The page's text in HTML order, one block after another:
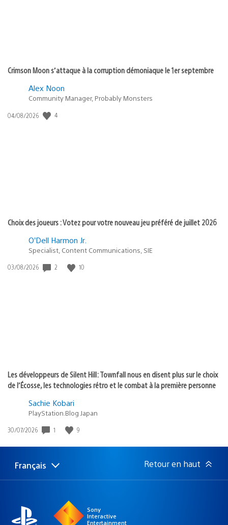
Crimson Moon s’attaque à la corruption démoniaque le 1er septembre
Alex Noon
Community Manager, Probably Monsters
Date
04/08/2026 4
Choix des joueurs : Votez pour votre nouveau jeu préféré de juillet 2026
O’Dell Harmon Jr.
Specialist, Content Communications, SIE
Date
03/08/2026 2 10
Les développeurs de Silent Hill: Townfall nous en disent plus sur le choix
de l’Écosse, les technologies rétro et le combat à la première personne
Sachie Kobari
PlayStation.Blog Japan
Date
publication
30/07/2026 1 9
Choisir
une
Région
actuelle
Français Retour en haut
Sony
Interactive
Entertainment